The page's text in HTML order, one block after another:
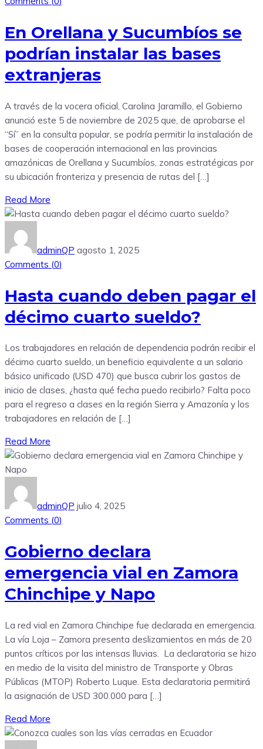
En Orellana y Sucumbíos se
podrían instalar las bases
extranjeras
A través de la vocera oficial, Carolina Jaramillo, el Gobierno
anunció este 5 de noviembre de 2025 que, de aprobarse el
“Sí” en la consulta popular, se podría permitir la instalación de
bases de cooperación internacional en las provincias
amazónicas de Orellana y Sucumbíos, zonas estratégicas por
su ubicación fronteriza y presencia de rutas del […]
Read More
adminQP agosto 1, 2025
Comments (0)
Hasta cuando deben pagar el
décimo cuarto sueldo?
Los trabajadores en relación de dependencia podrán recibir el
décimo cuarto sueldo, un beneficio equivalente a un salario
básico unificado (USD 470) que busca cubrir los gastos de
inicio de clases, ¿hasta qué fecha puedo recibirlo? Falta poco
para el regreso a clases en la región Sierra y Amazonía y los
trabajadores en relación de […]
Read More
adminQP julio 4, 2025
Comments (0)
Gobierno declara
emergencia vial en Zamora
Chinchipe y Napo
La red vial en Zamora Chinchipe fue declarada en emergencia.
La vía Loja – Zamora presenta deslizamientos en más de 20
puntos críticos por las intensas lluvias. La declaratoria se hizo
en medio de la visita del ministro de Transporte y Obras
Públicas (MTOP) Roberto Luque. Esta declaratoria permitirá
la asignación de USD 300.000 para […]
Read More